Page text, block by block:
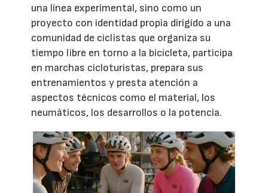
una línea experimental, sino como un
proyecto con identidad propia dirigido a una
comunidad de ciclistas que organiza su
tiempo libre en torno a la bicicleta, participa
en marchas cicloturistas, prepara sus
entrenamientos y presta atención a
aspectos técnicos como el material, los
neumáticos, los desarrollos o la potencia.